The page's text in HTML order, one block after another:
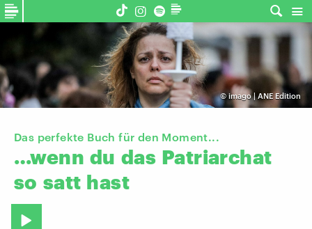
©imago | ANE Edition
Das perfekte Buch für den Moment...
…wenn du das Patriarchat
so satt hast